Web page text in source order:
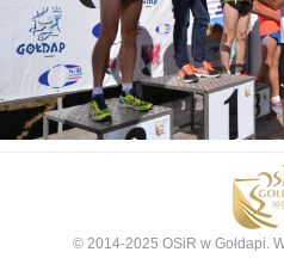
© 2014-2025 OSiR w Gołdapi.